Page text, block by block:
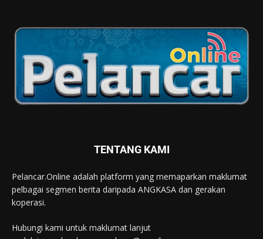
TENTANG KAMI
Pelancar.Online adalah platform yang memaparkan maklumat
pelbagai segmen berita daripada ANGKASA dan gerakan
koperasi.
Hubungi kami untuk maklumat lanjut